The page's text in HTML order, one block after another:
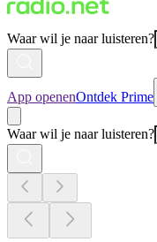
Waar wil je naar luisteren?
App openenOntdek Prime
Waar wil je naar luisteren?